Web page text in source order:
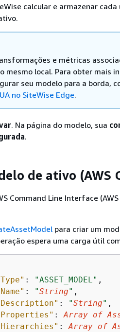
calcular e armazenar
e métricas
mesmo local. Para obter mais
seu modelo para a borda,
no SiteWise Edge.
. Na página do modelo, sua
.
de ativo (AWS
Command Line Interface
para criar um
espera uma carga útil
: "ASSET_MODEL" ,
: "String" ,
: "String" ,
: Array of
: Array of